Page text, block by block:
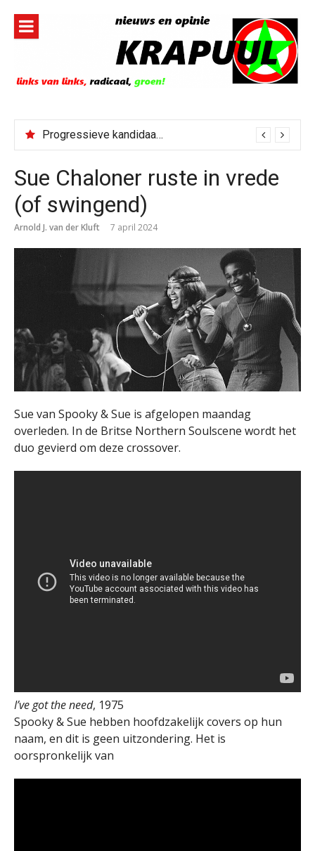
inhoud
Progressieve kandidaat El-Sayed senaatskandidaat Michigan
Bestorming Ceuta gevolg van op sociale media verspreide hoax?
Sue Chaloner ruste in vrede
(of swingend)
Arnold J. van der Kluft 7 april 2024
Sue van Spooky & Sue is afgelopen maandag
overleden. In de Britse Northern Soulscene wordt het
duo gevierd om deze crossover.
I’ve got the need, 1975
Spooky & Sue hebben hoofdzakelijk covers op hun
naam, en dit is geen uitzondering. Het is
oorspronkelijk van